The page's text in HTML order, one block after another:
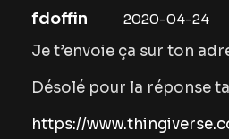
fdoffin 2020-04-24
Je t’envoie ça sur ton
Désolé pour la réponse
https://